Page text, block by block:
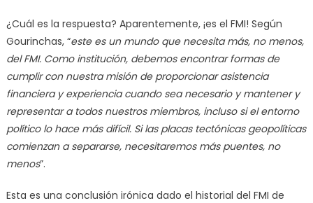
¿Cuál es la respuesta? Aparentemente, ¡es el FMI! Según
Gourinchas, “este es un mundo que necesita más, no menos,
del FMI. Como institución, debemos encontrar formas de
cumplir con nuestra misión de proporcionar asistencia
financiera y experiencia cuando sea necesario y mantener y
representar a todos nuestros miembros, incluso si el entorno
político lo hace más difícil. Si las placas tectónicas geopolíticas
comienzan a separarse, necesitaremos más puentes, no
menos”.
Esta es una conclusión irónica dado el historial del FMI de